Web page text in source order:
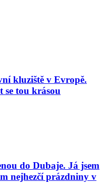
kluziště v Evropě.
se tou krásou
do Dubaje. Já jsem
nejhezčí prázdniny v